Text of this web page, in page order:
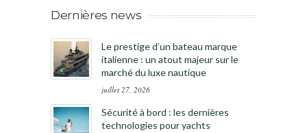
Dernières news
Le prestige d’un bateau marque
italienne : un atout majeur sur le
marché du luxe nautique
juillet 27, 2026
Sécurité à bord : les dernières
technologies pour yachts